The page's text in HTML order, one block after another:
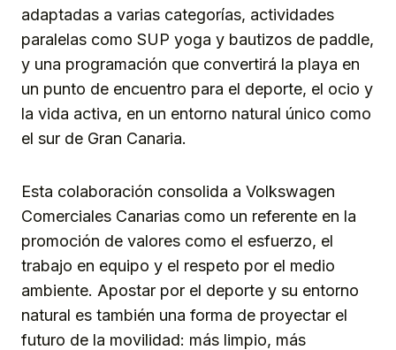
adaptadas a varias categorías, actividades
paralelas como SUP yoga y bautizos de paddle,
y una programación que convertirá la playa en
un punto de encuentro para el deporte, el ocio y
la vida activa, en un entorno natural único como
el sur de Gran Canaria.
Esta colaboración consolida a Volkswagen
Comerciales Canarias como un referente en la
promoción de valores como el esfuerzo, el
trabajo en equipo y el respeto por el medio
ambiente. Apostar por el deporte y su entorno
natural es también una forma de proyectar el
futuro de la movilidad: más limpio, más